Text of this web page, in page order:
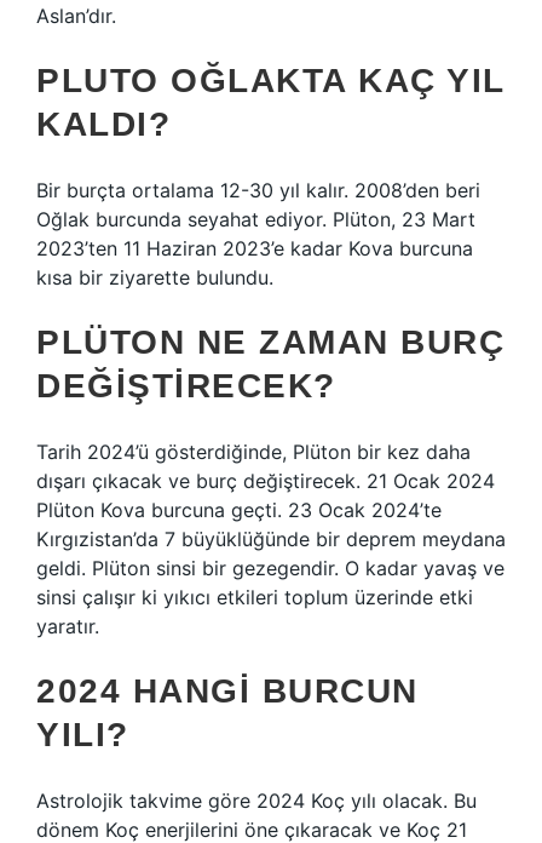
Aslan’dır.
PLUTO OĞLAKTA KAÇ YIL
KALDI?
Bir burçta ortalama 12-30 yıl kalır. 2008’den beri
Oğlak burcunda seyahat ediyor. Plüton, 23 Mart
2023’ten 11 Haziran 2023’e kadar Kova burcuna
kısa bir ziyarette bulundu.
PLÜTON NE ZAMAN BURÇ
DEĞIŞTIRECEK?
Tarih 2024’ü gösterdiğinde, Plüton bir kez daha
dışarı çıkacak ve burç değiştirecek. 21 Ocak 2024
Plüton Kova burcuna geçti. 23 Ocak 2024’te
Kırgızistan’da 7 büyüklüğünde bir deprem meydana
geldi. Plüton sinsi bir gezegendir. O kadar yavaş ve
sinsi çalışır ki yıkıcı etkileri toplum üzerinde etki
yaratır.
2024 HANGI BURCUN
YILI?
Astrolojik takvime göre 2024 Koç yılı olacak. Bu
dönem Koç enerjilerini öne çıkaracak ve Koç 21